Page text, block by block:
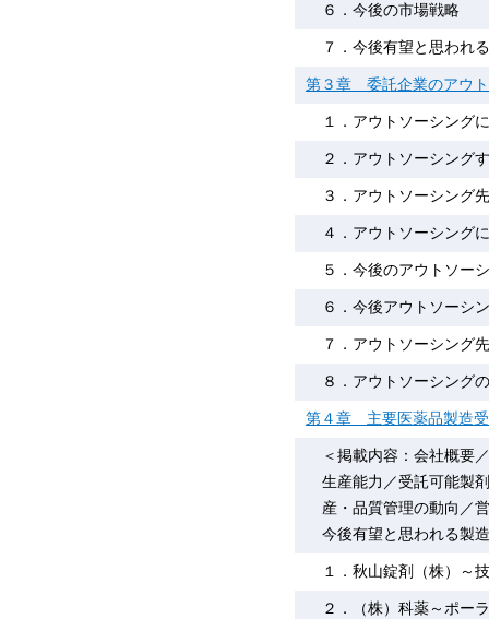
６．今後の市場戦略
７．今後有望と思われ
第３章 委託企業のアウ
１．アウトソーシング
２．アウトソーシング
３．アウトソーシング
４．アウトソーシング
５．今後のアウトソー
６．今後アウトソーシ
７．アウトソーシング
８．アウトソーシング
第４章 主要医薬品製造
＜掲載内容：会社概要
生産能力／受託可能製
産・品質管理の動向／
今後有望と思われる製
１．秋山錠剤（株）～
２．（株）科薬～ポー